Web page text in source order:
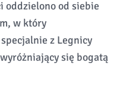
oddzielono od siebie
w który
z Legnicy
się bogatą